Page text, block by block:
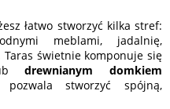
łatwo stworzyć kilka stref:
meblami, jadalnię,
świetnie komponuje się
lubdrewnianym domkiem
stworzyć spójną,